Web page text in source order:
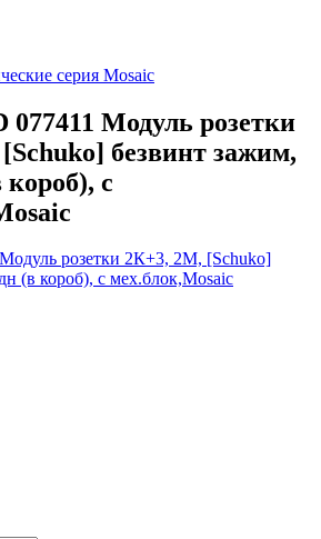
серия Mosaic
077411 Модуль розетки
безвинт зажим,
короб), с